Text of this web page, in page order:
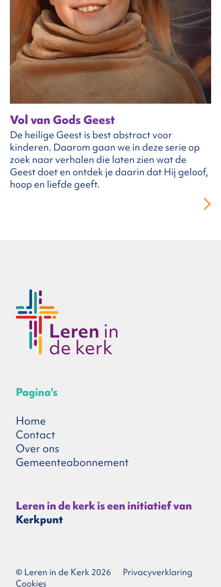
Vol van Gods Geest
De heilige Geest is best abstract voor
kinderen. Daarom gaan we in deze serie op
zoek naar verhalen die laten zien wat de
Geest doet en ontdek je daarin dat Hij geloof,
hoop en liefde geeft.
Pagina's
Home
Contact
Over ons
Gemeenteabonnement
Leren in de kerk is een initiatief van
Kerkpunt
© Leren in de Kerk 2026
Privacyverklaring
Cookies